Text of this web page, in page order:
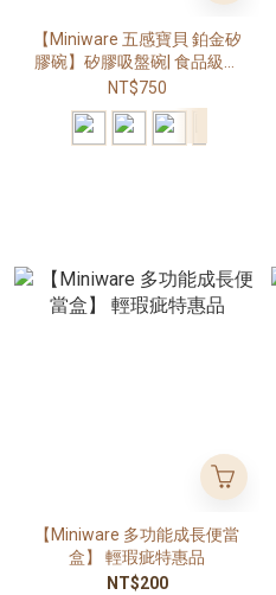
【Miniware 五感寶貝 鉑金矽
膠碗】矽膠吸盤碗| 食品級矽
膠寶寶碗| 副食品碗| 學習餐
具|
NT$750
【Miniware 多功能成長便當
盒】 輕瑕疵特惠品
NT$200